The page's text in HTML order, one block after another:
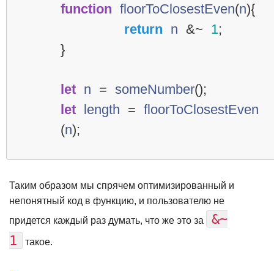
function floorToClosestEven(n){
return n &~ 1;
}
let n = someNumber();
let length = floorToClosestEven
(n);
Таким образом мы спрячем оптимизированный и
непонятный код в функцию, и пользователю не
придется каждый раз думать, что же это за
&~
1
такое.